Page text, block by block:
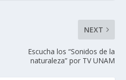
NEXT
Escucha los “Sonidos de la
naturaleza” por TV UNAM